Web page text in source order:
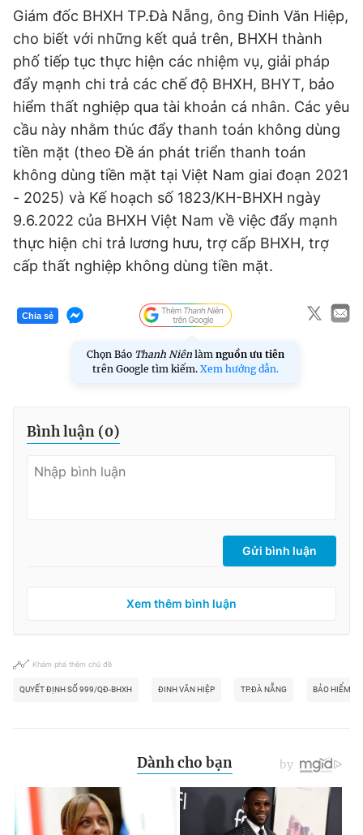
Giám đốc BHXH TP.Đà Nẵng, ông Đinh Văn Hiệp,
cho biết với những kết quả trên, BHXH thành
phố tiếp tục thực hiện các nhiệm vụ, giải pháp
đẩy mạnh chi trả các chế độ BHXH, BHYT, bảo
hiểm thất nghiệp qua tài khoản cá nhân. Các yêu
cầu này nhằm thúc đẩy thanh toán không dùng
tiền mặt (theo Đề án phát triển thanh toán
không dùng tiền mặt tại Việt Nam giai đoạn 2021
- 2025) và Kế hoạch số 1823/KH-BHXH ngày
9.6.2022 của BHXH Việt Nam về việc đẩy mạnh
thực hiện chi trả lương hưu, trợ cấp BHXH, trợ
cấp thất nghiệp không dùng tiền mặt.
Chia sẻ
Chọn Báo Thanh Niên làm nguồn ưu tiên
trên Google tìm kiếm. Xem hướng dẫn.
Bình luận (0)
Gửi bình luận
Xem thêm bình luận
Khám phá thêm chủ đề
QUYẾT ĐỊNH SỐ 999/QĐ-BHXH ĐINH VĂN HIỆP TP.ĐÀ NẴNG BẢO HIỂM